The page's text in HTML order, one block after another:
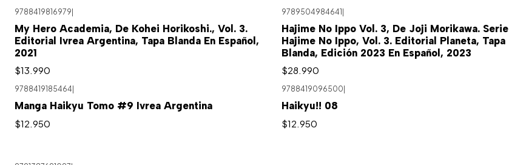
9788419816979
My Hero Academia, De Kohei Horikoshi., Vol. 3.
Editorial Ivrea Argentina, Tapa Blanda En Español,
2021
$13.990
9789504984641
Hajime No Ippo Vol. 3, De Joji Morikawa. Serie
Hajime No Ippo, Vol. 3. Editorial Planeta, Tapa
Blanda, Edición 2023 En Español, 2023
$28.990
9788419185464
Manga Haikyu Tomo #9 Ivrea Argentina
$12.950
9788419096500
Haikyu!! 08
$12.950